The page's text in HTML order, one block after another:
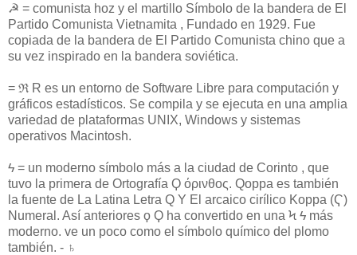
☭ = comunista hoz y el martillo Símbolo de la bandera de El
Partido Comunista Vietnamita , Fundado en 1929. Fue
copiada de la bandera de El Partido Comunista chino que a
su vez inspirado en la bandera soviética.
= ℜ R es un entorno de Software Libre para computación y
gráficos estadísticos. Se compila y se ejecuta en una amplia
variedad de plataformas UNIX, Windows y sistemas
operativos Macintosh.
ϟ = un moderno símbolo más a la ciudad de Corinto , que
tuvo la primera de Ortografía Ϙ όρινθος. Qoppa es también
la fuente de La Latina Letra Q Y El arcaico cirílico Koppa (Ҁ)
Numeral. Así anteriores ϙ Ϙ ha convertido en una Ϟ ϟ más
moderno. ve un poco como el símbolo químico del plomo
también. - ♄